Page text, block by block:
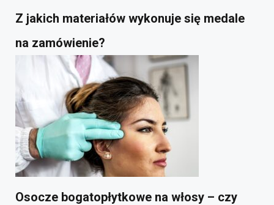
Z jakich materiałów wykonuje się medale
na zamówienie?
Osocze bogatopłytkowe na włosy – czy